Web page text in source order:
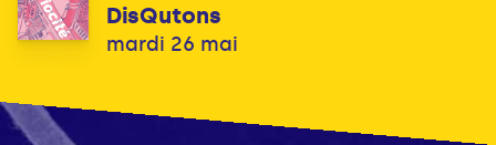
DisQutons
mardi 26 mai